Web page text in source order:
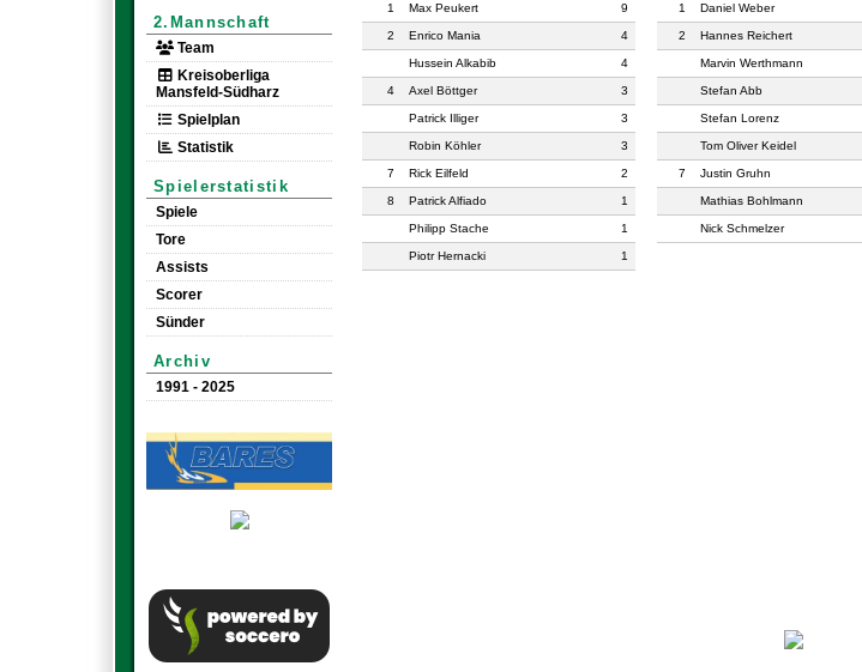
2.Mannschaft
Team
Kreisoberliga
Mansfeld-Südharz
Spielplan
Statistik
Spielerstatistik
Spiele
Tore
Assists
Scorer
Sünder
Archiv
1991 - 2025
1 Max Peukert 9
2 Enrico Mania 4
Hussein Alkabib 4
4 Axel Böttger 3
Patrick Illiger 3
Robin Köhler 3
7 Rick Eilfeld 2
8 Patrick Alfiado 1
Philipp Stache 1
Piotr Hernacki 1
1 Daniel Weber
2 Hannes Reichert
Marvin Werthmann
Stefan Abb
Stefan Lorenz
Tom Oliver Keidel
7 Justin Gruhn
Mathias Bohlmann
Nick Schmelzer